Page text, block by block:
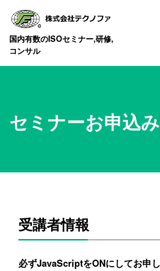
国内有数のISOセミナー,研修,
コンサル
セミナーお申込み
受講者情報
必ずJavaScriptをONにしてお申